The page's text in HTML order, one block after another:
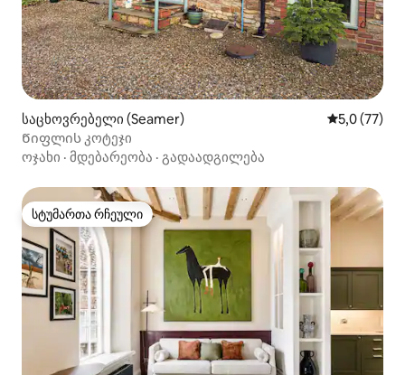
საცხოვრებელი (Seamer) საშუალო
5,0 (77)
Წიფლის კოტეჯი
ოჯახი · მდებარეობა · გადაადგილება
სტუმართა რჩეული
სტუმართა რჩეული